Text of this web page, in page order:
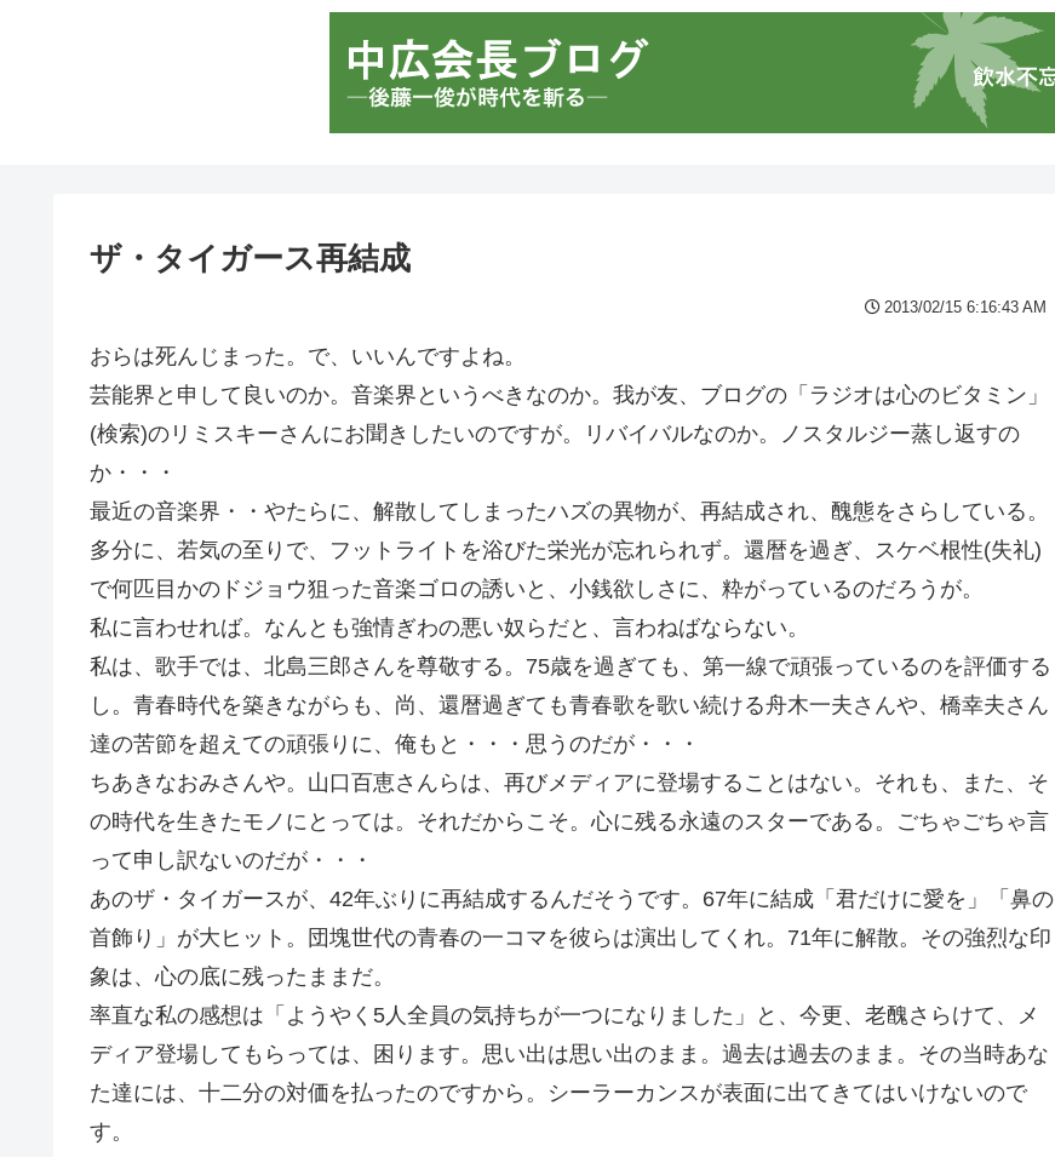
ザ・タイガース再結成
2013/02/15 6:16:43 AM
おらは死んじまった。で、いいんですよね。
芸能界と申して良いのか。音楽界というべきなのか。我が友、ブログの「ラジオは心のビタミン」
(検索)のリミスキーさんにお聞きしたいのですが。リバイバルなのか。ノスタルジー蒸し返すの
か・・・
最近の音楽界・・やたらに、解散してしまったハズの異物が、再結成され、醜態をさらしている。
多分に、若気の至りで、フットライトを浴びた栄光が忘れられず。還暦を過ぎ、スケベ根性(失礼)
で何匹目かのドジョウ狙った音楽ゴロの誘いと、小銭欲しさに、粋がっているのだろうが。
私に言わせれば。なんとも強情ぎわの悪い奴らだと、言わねばならない。
私は、歌手では、北島三郎さんを尊敬する。75歳を過ぎても、第一線で頑張っているのを評価する
し。青春時代を築きながらも、尚、還暦過ぎても青春歌を歌い続ける舟木一夫さんや、橋幸夫さん
達の苦節を超えての頑張りに、俺もと・・・思うのだが・・・
ちあきなおみさんや。山口百恵さんらは、再びメディアに登場することはない。それも、また、そ
の時代を生きたモノにとっては。それだからこそ。心に残る永遠のスターである。ごちゃごちゃ言
って申し訳ないのだが・・・
あのザ・タイガースが、42年ぶりに再結成するんだそうです。67年に結成「君だけに愛を」「鼻の
首飾り」が大ヒット。団塊世代の青春の一コマを彼らは演出してくれ。71年に解散。その強烈な印
象は、心の底に残ったままだ。
率直な私の感想は「ようやく5人全員の気持ちが一つになりました」と、今更、老醜さらけて、メ
ディア登場してもらっては、困ります。思い出は思い出のまま。過去は過去のまま。その当時あな
た達には、十二分の対価を払ったのですから。シーラーカンスが表面に出てきてはいけないので
す。